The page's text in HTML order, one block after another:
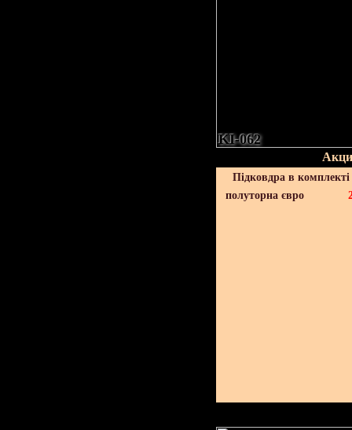
KI-062
Підковдра в
полуторна євро